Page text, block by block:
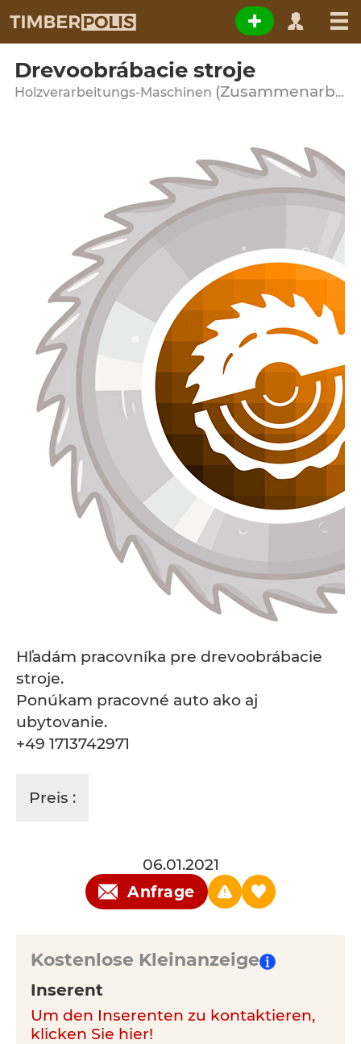
Drevoobrábacie stroje
Holzverarbeitungs-Maschinen (Zusammenarbeit)
Hľadám pracovníka pre drevoobrábacie
stroje.
Ponúkam pracovné auto ako aj
ubytovanie.
+49 1713742971
Preis :
06.01.2021
Anfrage
Kostenlose Kleinanzeige
Inserent
Um den Inserenten zu kontaktieren,
klicken Sie hier!